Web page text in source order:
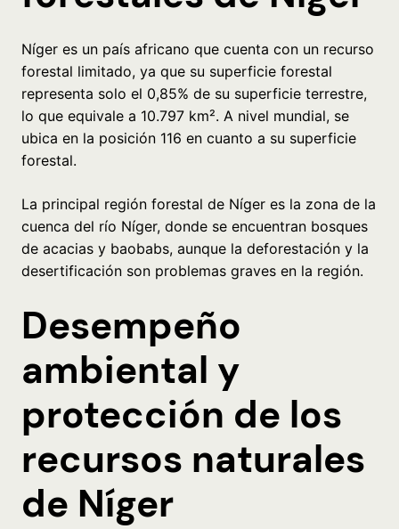
Níger es un país africano que cuenta con un recurso
forestal limitado, ya que su superficie forestal
representa solo el 0,85% de su superficie terrestre,
lo que equivale a 10.797 km². A nivel mundial, se
ubica en la posición 116 en cuanto a su superficie
forestal.
La principal región forestal de Níger es la zona de la
cuenca del río Níger, donde se encuentran bosques
de acacias y baobabs, aunque la deforestación y la
desertificación son problemas graves en la región.
Desempeño
ambiental y
protección de los
recursos naturales
de Níger